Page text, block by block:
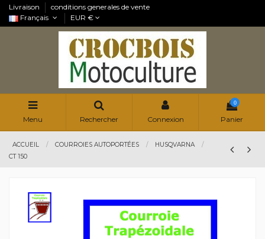
Livraison
conditions generales de vente
Français
EUR €
Menu Rechercher Connexion
0
Panier
ACCUEIL COURROIES AUTOPORTÉES
HUSQVARNA
CT 150